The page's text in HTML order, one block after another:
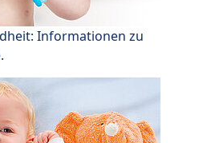
Informationen zu